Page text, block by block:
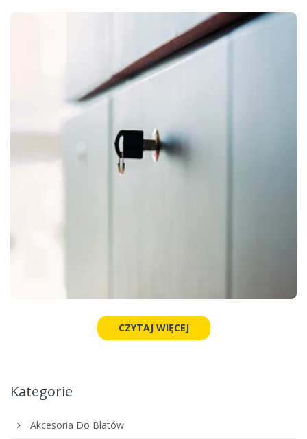
CZYTAJ WIĘCEJ
Kategorie
Akcesoria Do Blatów